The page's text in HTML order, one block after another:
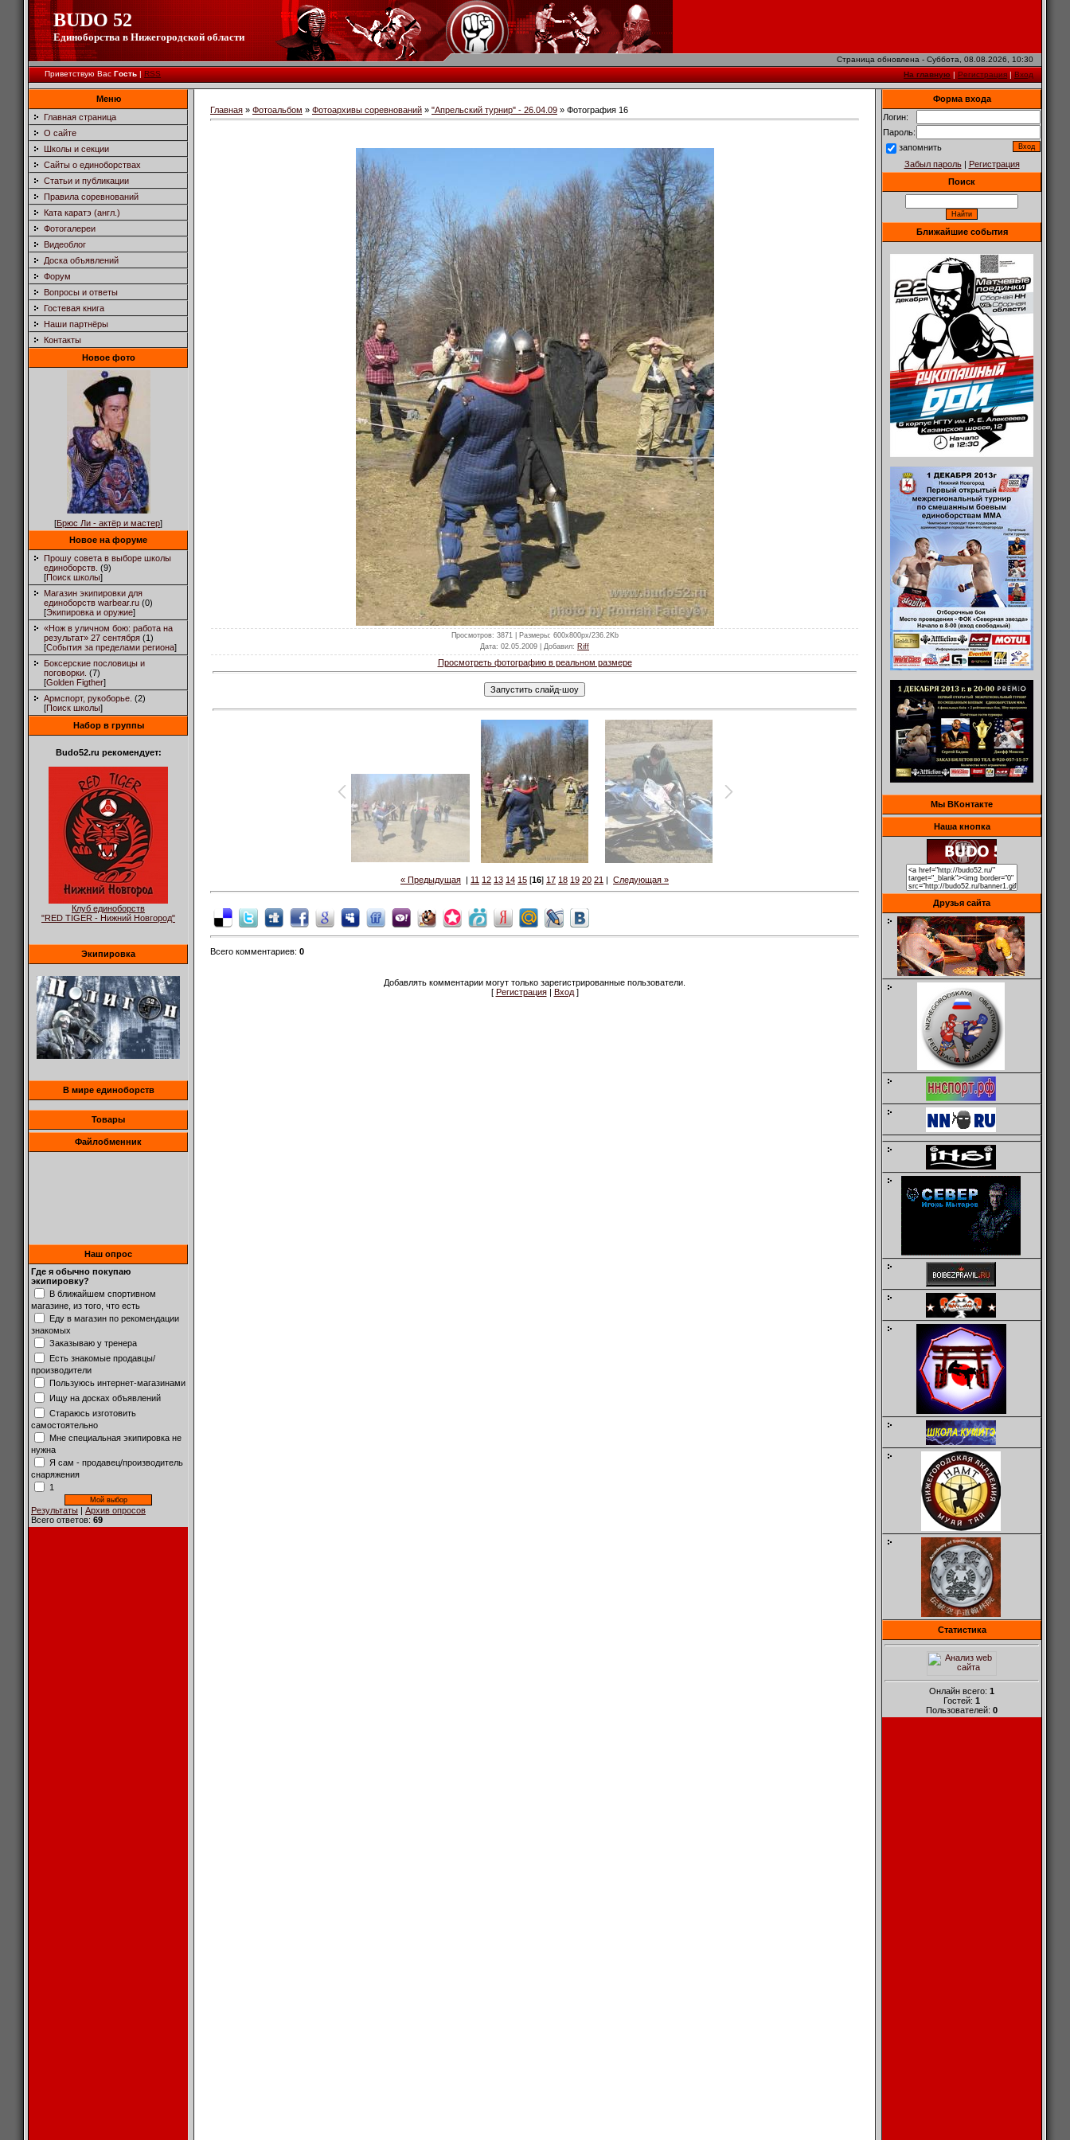
BUDO 52
Единоборства в Нижегородской области
Страница обновлена - Суббота, 08.08.2026, 10:30
Приветствую Вас Гость|RSS На главную|Регистрация|Вход
Меню
Главная страница
О сайте
Школы и секции
Сайты о единоборствах
Статьи и публикации
Правила соревнований
Ката каратэ (англ.)
Фотогалереи
Видеоблог
Доска объявлений
Форум
Вопросы и ответы
Гостевая книга
Наши партнёры
Контакты
Новое фото
[Брюс Ли - актёр и мастер]
Новое на форуме
Прошу совета в выборе школы
единоборств. (9)
[Поиск школы]
Магазин экипировки для
единоборств warbear.ru (0)
[Экипировка и оружие]
«Нож в уличном бою: работа на
результат» 27 сентября (1)
[События за пределами региона]
Боксерские пословицы и
поговорки. (7)
[Golden Figther]
Армспорт, рукоборье. (2)
[Поиск школы]
Набор в группы
Budo52.ru рекомендует:
Клуб единоборств
"RED TIGER - Нижний Новгород"
Экипировка
В мире единоборств
Товары
Файлобменник
Наш опрос
Где я обычно покупаю
экипировку?
В ближайшем спортивном
магазине, из того, что есть
Еду в магазин по рекомендации
знакомых
Заказываю у тренера
Есть знакомые продавцы/
производители
Пользуюсь интернет-магазинами
Ищу на досках объявлений
Стараюсь изготовить
самостоятельно
Мне специальная экипировка не
нужна
Я сам - продавец/производитель
снаряжения
1
Результаты | Архив опросов
Всего ответов: 69
Главная » Фотоальбом » Фотоархивы соревнований » "Апрельский турнир" - 26.04.09 » Фотография 16
Просмотров: 3871 | Размеры: 600x800px/236.2Kb
Дата: 02.05.2009 | Добавил: Riff
Просмотреть фотографию в реальном размере
« Предыдущая | 11 12 13 14 15 [16] 17 18 19 20 21 | Следующая »
Всего комментариев: 0
Добавлять комментарии могут только зарегистрированные пользователи.
[ Регистрация| Вход]
Форма входа
Логин:
Пароль:
запомнить
Забыл пароль| Регистрация
Поиск
Ближайшие события
Мы ВКонтакте
Наша кнопка
Друзья сайта
Статистика
Онлайн всего: 1
Гостей: 1
Пользователей: 0